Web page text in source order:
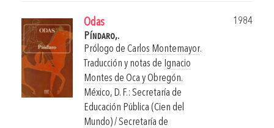
Odas
1984
Píndaro,.
Prólogo de Carlos Montemayor.
Traducción y notas de Ignacio
Montes de Oca y Obregón.
México, D. F.: Secretaría de
Educación Pública (Cien del
Mundo) / Secretaría de